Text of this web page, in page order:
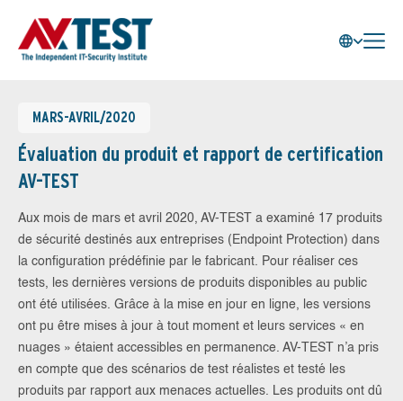
MARS-AVRIL/2020
Évaluation du produit et rapport de certification
AV-TEST
Aux mois de mars et avril 2020, AV-TEST a examiné 17 produits
de sécurité destinés aux entreprises (Endpoint Protection) dans
la configuration prédéfinie par le fabricant. Pour réaliser ces
tests, les dernières versions de produits disponibles au public
ont été utilisées. Grâce à la mise en jour en ligne, les versions
ont pu être mises à jour à tout moment et leurs services « en
nuages » étaient accessibles en permanence. AV-TEST n’a pris
en compte que des scénarios de test réalistes et testé les
produits par rapport aux menaces actuelles. Les produits ont dû